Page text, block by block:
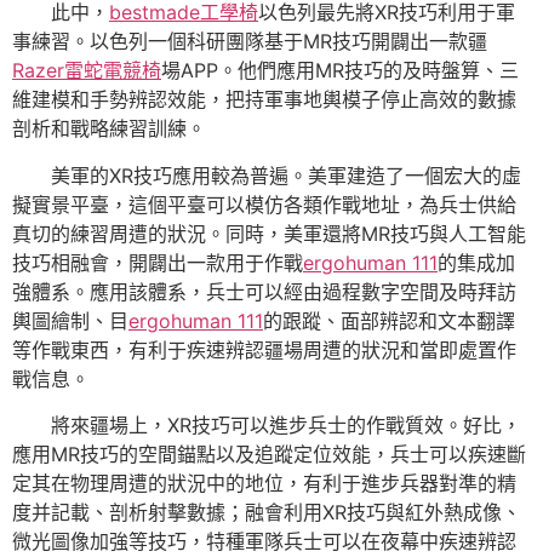
此中， bestmade工學椅以色列最先將XR技巧利用于軍
事練習。以色列一個科研團隊基于MR技巧開闢出一款疆
Razer雷蛇電競椅場APP。他們應用MR技巧的及時盤算、三
維建模和手勢辨認效能，把持軍事地輿模子停止高效的數據
剖析和戰略練習訓練。
美軍的XR技巧應用較為普遍。美軍建造了一個宏大的虛
擬實景平臺，這個平臺可以模仿各類作戰地址，為兵士供給
真切的練習周遭的狀況。同時，美軍還將MR技巧與人工智能
技巧相融會，開闢出一款用于作戰ergohuman 111的集成加
強體系。應用該體系，兵士可以經由過程數字空間及時拜訪
輿圖繪制、目ergohuman 111的跟蹤、面部辨認和文本翻譯
等作戰東西，有利于疾速辨認疆場周遭的狀況和當即處置作
戰信息。
將來疆場上，XR技巧可以進步兵士的作戰質效。好比，
應用MR技巧的空間錨點以及追蹤定位效能，兵士可以疾速斷
定其在物理周遭的狀況中的地位，有利于進步兵器對準的精
度并記載、剖析射擊數據；融會利用XR技巧與紅外熱成像、
微光圖像加強等技巧，特種軍隊兵士可以在夜幕中疾速辨認